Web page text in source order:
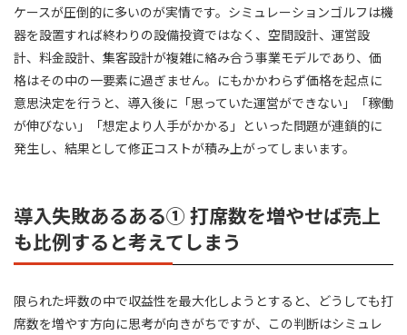
ケースが圧倒的に多いのが実情です。シミュレーションゴルフは機
器を設置すれば終わりの設備投資ではなく、空間設計、運営設
計、料金設計、集客設計が複雑に絡み合う事業モデルであり、価
格はその中の一要素に過ぎません。にもかかわらず価格を起点に
意思決定を行うと、導入後に「思っていた運営ができない」「稼働
が伸びない」「想定より人手がかかる」といった問題が連鎖的に
発生し、結果として修正コストが積み上がってしまいます。
導入失敗あるある① 打席数を増やせば売上
も比例すると考えてしまう
限られた坪数の中で収益性を最大化しようとすると、どうしても打
席数を増やす方向に思考が向きがちですが、この判断はシミュレ